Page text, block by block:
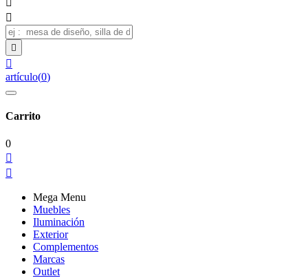




artículo(0)
Carrito
0


Mega Menu
Muebles
Iluminación
Exterior
Complementos
Marcas
Outlet